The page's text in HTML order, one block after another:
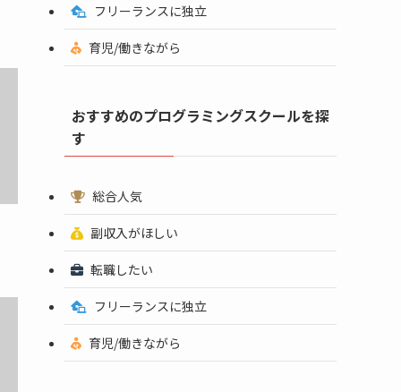
フリーランスに独立
育児/働きながら
おすすめのプログラミングスクールを探
す
総合人気
副収入がほしい
転職したい
フリーランスに独立
育児/働きながら